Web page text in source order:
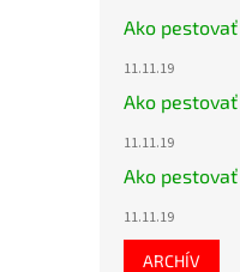
Ako
11.11.19
Ako
11.11.19
Ako
11.11.19
ARCHÍV